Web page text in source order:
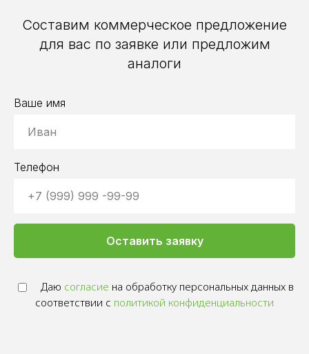
Составим коммерческое предложение
для вас по заявке или предложим
аналоги
Ваше имя
Телефон
Оставить заявку
Даю согласие на обработку персональных данных в
соответствии с политикой конфиденциальности